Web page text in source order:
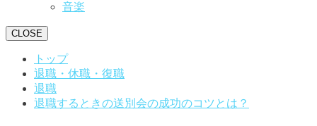
音楽
CLOSE
トップ
退職・休職・復職
退職
退職するときの送別会の成功のコツとは？